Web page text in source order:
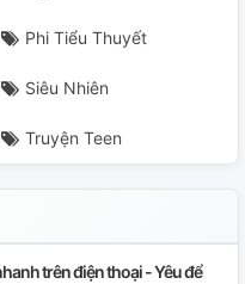
Phi Tiểu Thuyết
Siêu Nhiên
Truyện Teen
trên điện thoại - Yêu để